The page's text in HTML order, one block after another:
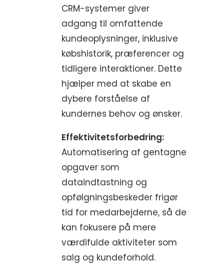
CRM-systemer giver
adgang til omfattende
kundeoplysninger, inklusive
købshistorik, præferencer og
tidligere interaktioner. Dette
hjælper med at skabe en
dybere forståelse af
kundernes behov og ønsker.
Effektivitetsforbedring:
Automatisering af gentagne
opgaver som
dataindtastning og
opfølgningsbeskeder frigør
tid for medarbejderne, så de
kan fokusere på mere
værdifulde aktiviteter som
salg og kundeforhold.